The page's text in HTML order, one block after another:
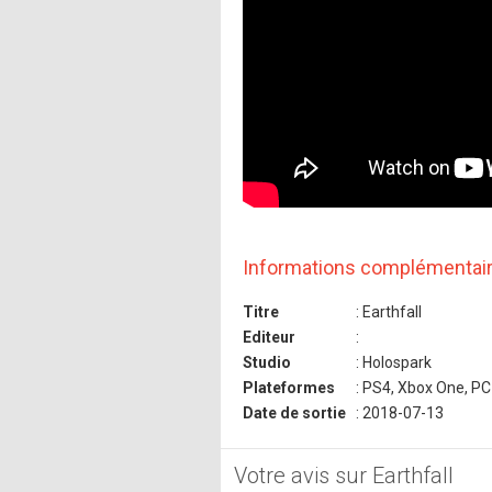
Informations
Titre
: Earthfall
Editeur
:
Studio
: Holospark
Plateformes
: PS4, Xbox One, PC
Date de sortie
: 2018-07-13
Votre avis sur Earthfall